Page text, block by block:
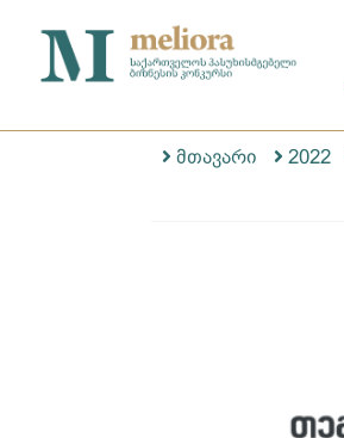
მთავარი 2022